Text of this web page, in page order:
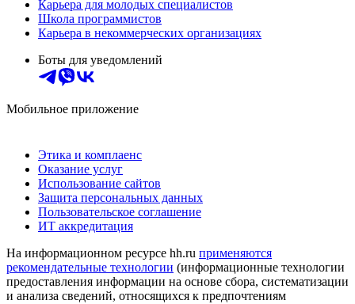
Карьера для молодых специалистов
Школа программистов
Карьера в некоммерческих организациях
Боты для уведомлений
Мобильное приложение
Этика и комплаенс
Оказание услуг
Использование сайтов
Защита персональных данных
Пользовательское соглашение
ИТ аккредитация
На информационном ресурсе hh.ru применяются
рекомендательные технологии (информационные технологии
предоставления информации на основе сбора, систематизации
и анализа сведений, относящихся к предпочтениям